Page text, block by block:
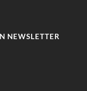
NEWSLETTER